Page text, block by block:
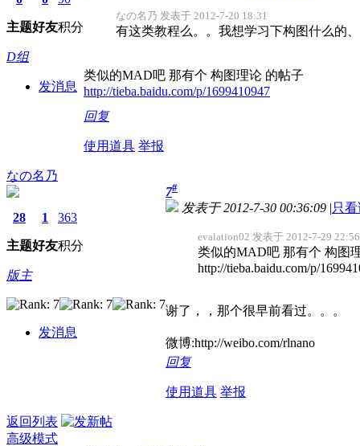
主题好友积分
D组
发消息
なの名乃 发表于 2012-7-20 18:31
有这类教程么。。我想学习下构图什么的
类似的MAD吧 那有个 构图理论 的帖子
http://tieba.baidu.com/p/1699410947
回复
使用道具 举报
なの名乃
28
主题
1
好友
363
积分
版主
发消息
7#
发表于 2012-7-30 00:36:09 |只
evalation02 发表于 2012-7-29 22:56
类似的MAD吧 那有个 构图
http://tieba.baidu.com/p/
谢了，，那个很早前看过。。。
微博:http://weibo.com/rlnano
回复
使用道具 举报
返回列表
高级模式